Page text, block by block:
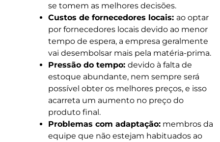
se tomem as melhores decisões.
Custos de fornecedores locais: ao optar
por fornecedores locais devido ao menor
tempo de espera, a empresa geralmente
vai desembolsar mais pela matéria-prima.
Pressão do tempo: devido à falta de
estoque abundante, nem sempre será
possível obter os melhores preços, e isso
acarreta um aumento no preço do
produto final.
Problemas com adaptação: membros da
equipe que não estejam habituados ao